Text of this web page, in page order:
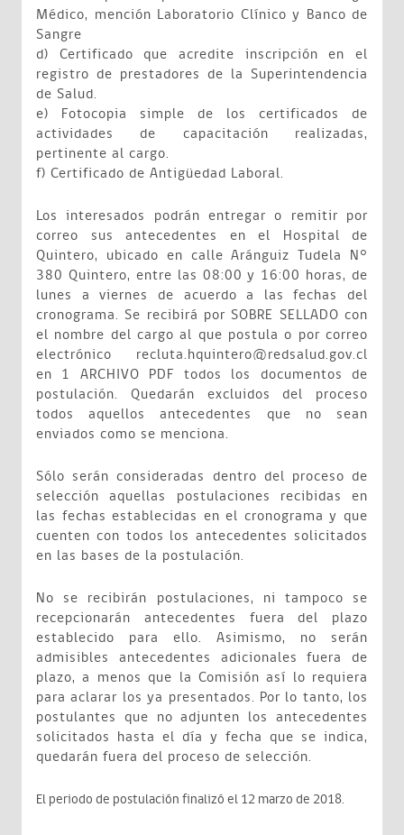
Médico, mención Laboratorio Clínico y Banco de
Sangre
d) Certificado que acredite inscripción en el
registro de prestadores de la Superintendencia
de Salud.
e) Fotocopia simple de los certificados de
actividades de capacitación realizadas,
pertinente al cargo.
f) Certificado de Antigüedad Laboral.
Los interesados podrán entregar o remitir por
correo sus antecedentes en el Hospital de
Quintero, ubicado en calle Aránguiz Tudela N°
380 Quintero, entre las 08:00 y 16:00 horas, de
lunes a viernes de acuerdo a las fechas del
cronograma. Se recibirá por SOBRE SELLADO con
el nombre del cargo al que postula o por correo
electrónico recluta.hquintero@redsalud.gov.cl
en 1 ARCHIVO PDF todos los documentos de
postulación. Quedarán excluidos del proceso
todos aquellos antecedentes que no sean
enviados como se menciona.
Sólo serán consideradas dentro del proceso de
selección aquellas postulaciones recibidas en
las fechas establecidas en el cronograma y que
cuenten con todos los antecedentes solicitados
en las bases de la postulación.
No se recibirán postulaciones, ni tampoco se
recepcionarán antecedentes fuera del plazo
establecido para ello. Asimismo, no serán
admisibles antecedentes adicionales fuera de
plazo, a menos que la Comisión así lo requiera
para aclarar los ya presentados. Por lo tanto, los
postulantes que no adjunten los antecedentes
solicitados hasta el día y fecha que se indica,
quedarán fuera del proceso de selección.
El periodo de postulación finalizó el 12 marzo de 2018.